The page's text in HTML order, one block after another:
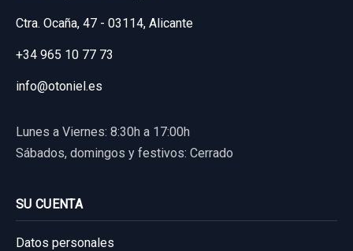
Ctra. Ocaña, 47 - 03114, Alicante
+34 965 10 77 73
info@otoniel.es
Lunes a Viernes: 8:30h a 17:00h
Sábados, domingos y festivos: Cerrado
SU CUENTA
Datos personales